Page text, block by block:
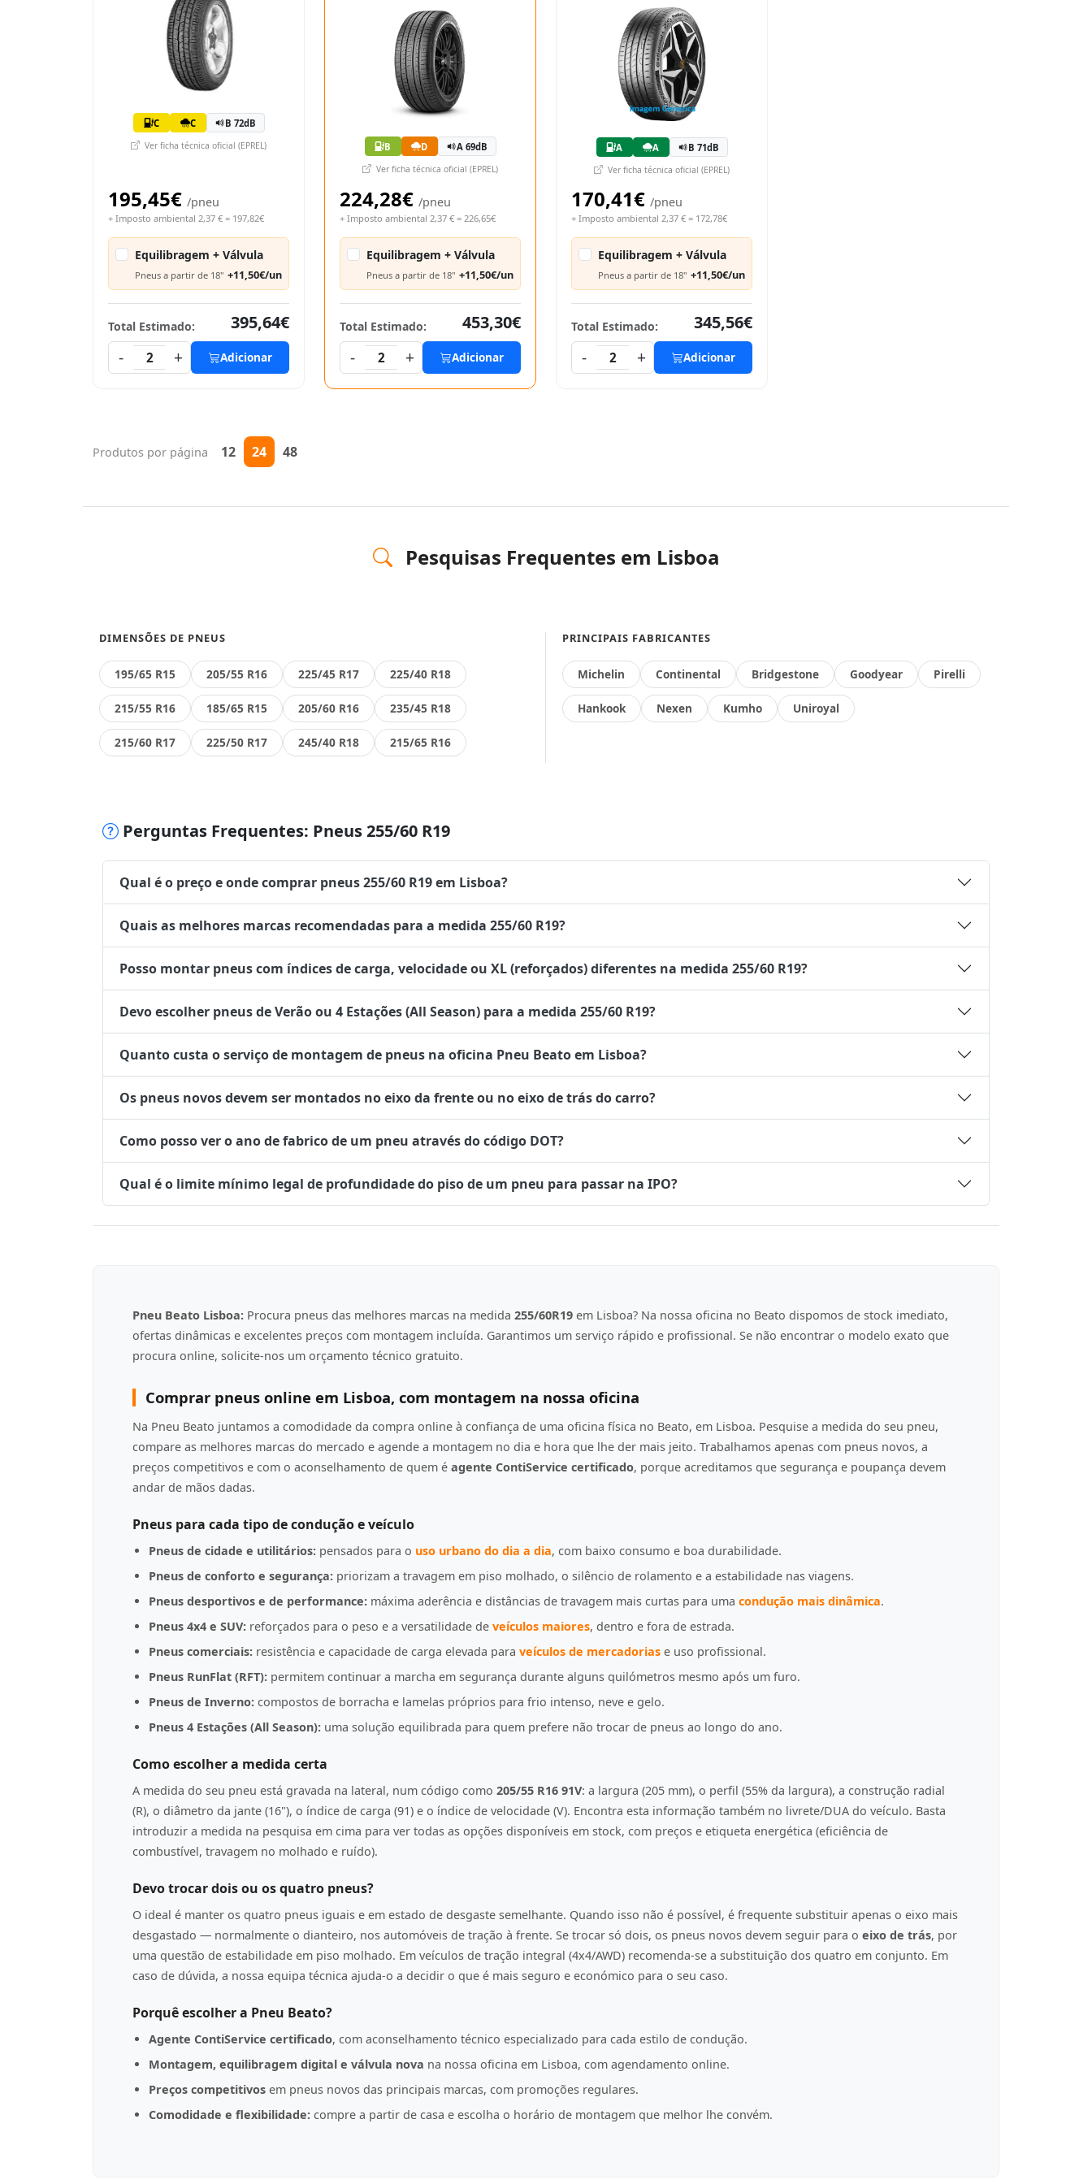
C C B 72dB
Ver ficha técnica oficial (EPREL)
195,45€ /pneu
+ Imposto ambiental 2,37 € = 197,82€
Equilibragem + Válvula
Pneus a partir de 18" +11,50€/un
Total Estimado:
395,64€
-
2 + Adicionar
B D A 69dB
Ver ficha técnica oficial (EPREL)
224,28€ /pneu
+ Imposto ambiental 2,37 € = 226,65€
Equilibragem + Válvula
Pneus a partir de 18" +11,50€/un
Total Estimado:
453,30€
-
2 + Adicionar
A A B 71dB
Ver ficha técnica oficial (EPREL)
170,41€ /pneu
+ Imposto ambiental 2,37 € = 172,78€
Equilibragem + Válvula
Pneus a partir de 18" +11,50€/un
Total Estimado:
345,56€
-
2 + Adicionar
Produtos por página 12 24 48
Pesquisas Frequentes em Lisboa
DIMENSÕES DE PNEUS
195/65 R15 205/55 R16 225/45 R17 225/40 R18
215/55 R16 185/65 R15 205/60 R16 235/45 R18
215/60 R17 225/50 R17 245/40 R18 215/65 R16
PRINCIPAIS FABRICANTES
Michelin Continental Bridgestone Goodyear Pirelli
Hankook Nexen Kumho Uniroyal
Perguntas Frequentes: Pneus 255/60 R19
Qual é o preço e onde comprar pneus 255/60 R19 em Lisboa?
Quais as melhores marcas recomendadas para a medida 255/60 R19?
Posso montar pneus com índices de carga, velocidade ou XL (reforçados) diferentes na medida 255/60 R19?
Devo escolher pneus de Verão ou 4 Estações (All Season) para a medida 255/60 R19?
Quanto custa o serviço de montagem de pneus na oficina Pneu Beato em Lisboa?
Os pneus novos devem ser montados no eixo da frente ou no eixo de trás do carro?
Como posso ver o ano de fabrico de um pneu através do código DOT?
Qual é o limite mínimo legal de profundidade do piso de um pneu para passar na IPO?
Pneu Beato Lisboa: Procura pneus das melhores marcas na medida 255/60R19 em Lisboa? Na nossa oficina no Beato dispomos de stock imediato,
ofertas dinâmicas e excelentes preços com montagem incluída. Garantimos um serviço rápido e profissional. Se não encontrar o modelo exato que
procura online, solicite-nos um orçamento técnico gratuito.
Comprar pneus online em Lisboa, com montagem na nossa oficina
Na Pneu Beato juntamos a comodidade da compra online à confiança de uma oficina física no Beato, em Lisboa. Pesquise a medida do seu pneu,
compare as melhores marcas do mercado e agende a montagem no dia e hora que lhe der mais jeito. Trabalhamos apenas com pneus novos, a
preços competitivos e com o aconselhamento de quem é agente ContiService certificado, porque acreditamos que segurança e poupança devem
andar de mãos dadas.
Pneus para cada tipo de condução e veículo
Pneus de cidade e utilitários: pensados para o uso urbano do dia a dia, com baixo consumo e boa durabilidade.
Pneus de conforto e segurança: priorizam a travagem em piso molhado, o silêncio de rolamento e a estabilidade nas viagens.
Pneus desportivos e de performance: máxima aderência e distâncias de travagem mais curtas para uma condução mais dinâmica.
Pneus 4x4 e SUV: reforçados para o peso e a versatilidade de veículos maiores, dentro e fora de estrada.
Pneus comerciais: resistência e capacidade de carga elevada para veículos de mercadorias e uso profissional.
Pneus RunFlat (RFT): permitem continuar a marcha em segurança durante alguns quilómetros mesmo após um furo.
Pneus de Inverno: compostos de borracha e lamelas próprios para frio intenso, neve e gelo.
Pneus 4 Estações (All Season): uma solução equilibrada para quem prefere não trocar de pneus ao longo do ano.
Como escolher a medida certa
A medida do seu pneu está gravada na lateral, num código como 205/55 R16 91V: a largura (205 mm), o perfil (55% da largura), a construção radial
(R), o diâmetro da jante (16"), o índice de carga (91) e o índice de velocidade (V). Encontra esta informação também no livrete/DUA do veículo. Basta
introduzir a medida na pesquisa em cima para ver todas as opções disponíveis em stock, com preços e etiqueta energética (eficiência de
combustível, travagem no molhado e ruído).
Devo trocar dois ou os quatro pneus?
O ideal é manter os quatro pneus iguais e em estado de desgaste semelhante. Quando isso não é possível, é frequente substituir apenas o eixo mais
desgastado — normalmente o dianteiro, nos automóveis de tração à frente. Se trocar só dois, os pneus novos devem seguir para o eixo de trás, por
uma questão de estabilidade em piso molhado. Em veículos de tração integral (4x4/AWD) recomenda-se a substituição dos quatro em conjunto. Em
caso de dúvida, a nossa equipa técnica ajuda-o a decidir o que é mais seguro e económico para o seu caso.
Porquê escolher a Pneu Beato?
Agente ContiService certificado, com aconselhamento técnico especializado para cada estilo de condução.
Montagem, equilibragem digital e válvula nova na nossa oficina em Lisboa, com agendamento online.
Preços competitivos em pneus novos das principais marcas, com promoções regulares.
Comodidade e flexibilidade: compre a partir de casa e escolha o horário de montagem que melhor lhe convém.